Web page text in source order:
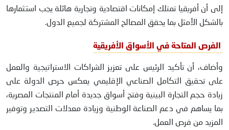
إلى أن أفريقيا تمتلك إمكانات اقتصادية وتجارية هائلة يجب استثمارها
بالشكل الأمثل بما يحقق المصالح المشتركة لجميع الدول.
الفرص المتاحة في الأسواق الأفريقية
وأضاف، أن تأكيد الرئيس على تعزيز الشراكات الاستراتيجية والعمل
على تحقيق التكامل الصناعي الإقليمي يعكس حرص الدولة على
زيادة حجم التجارة البينية وفتح أسواق جديدة أمام المنتجات المصرية،
بما يساهم في دعم الصناعة الوطنية وزيادة معدلات التصدير وتوفير
المزيد من فرص العمل.